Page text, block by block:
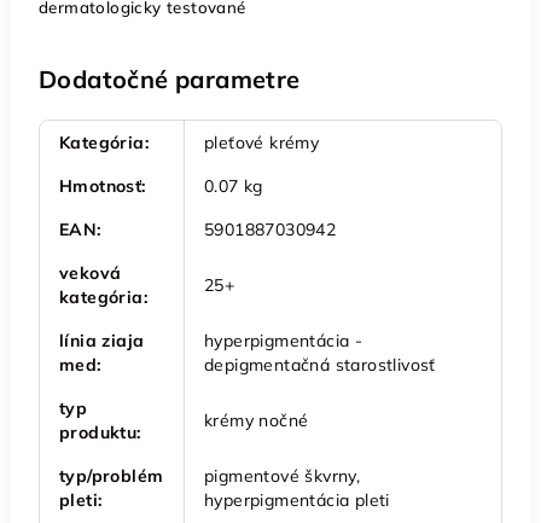
dermatologicky testované
Dodatočné parametre
Kategória:
pleťové krémy
Hmotnosť:
0.07 kg
EAN:
5901887030942
veková
kategória:
25+
línia ziaja
med:
hyperpigmentácia -
depigmentačná starostlivosť
typ
produktu:
krémy nočné
typ/problém
pleti:
pigmentové škvrny,
hyperpigmentácia pleti